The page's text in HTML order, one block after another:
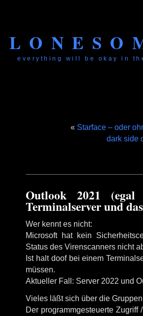
everything will be okay in
« Starface – oder
dark side
Outlook 2021
Terminalserver und
Wer kennt es nicht:
Microsoft hat kein
Status des Virenscanners nicht
Ist halt doof bei einem
müssen.
Aktueller Fall: Server 2022 und
Vieles läßt sich über die
Der programmgesteuerte